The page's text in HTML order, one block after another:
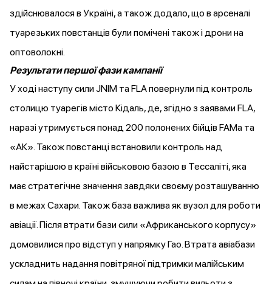
здійснювалося в Україні, а також додало, що в арсеналі
туарезьких повстанців були помічені також і дрони на
оптоволокні.
Результати першої фази кампанії
У ході наступу сили JNIM та FLA повернули під контроль
столицю туарегів місто Кідаль, де, згідно з заявами FLA,
наразіутримуєтьсяпонад 200 полонених бійців FAMa та
«АК». Також повстанцівстановиликонтроль над
найстарішою в країні військовою базою в Тессаліті, яка
має стратегічне значення завдяки своєму розташуванню
в межах Сахари. Також база важлива як вузол для роботи
авіації. Після втрати бази сили «Африканського корпусу»
домовилисяпро відступ у напрямку Гао. Втрата авіабази
ускладнить надання повітряної підтримки малійським